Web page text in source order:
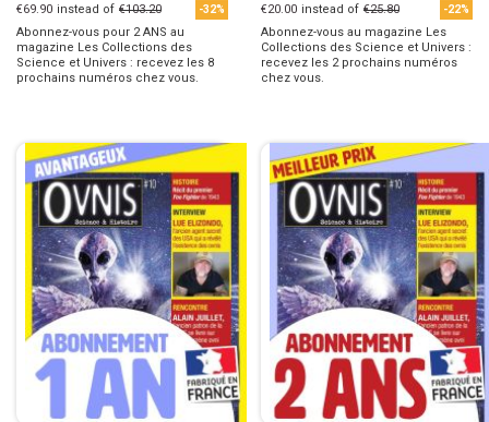
€69.90 instead of €103.20 -32%
Abonnez-vous pour 2 ANS au
magazine Les Collections des
Science et Univers : recevez les 8
prochains numéros chez vous.
€20.00 instead of €25.80 -22%
Abonnez-vous au magazine Les
Collections des Science et Univers :
recevez les 2 prochains numéros
chez vous.